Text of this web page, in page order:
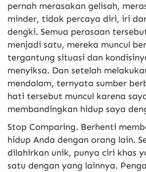
pernah merasakan gelisah,
minder, tidak percaya diri, iri
dengki. Semua perasaan
menjadi satu, mereka muncul
tergantung situasi dan
menyiksa. Dan setelah
mendalam, ternyata sumber
hati tersebut muncul karena
membandingkan hidup saya
Stop Comparing. Berhenti
hidup Anda dengan orang lain.
dilahirkan unik, punya ciri khas
satu dengan yang lainnya.